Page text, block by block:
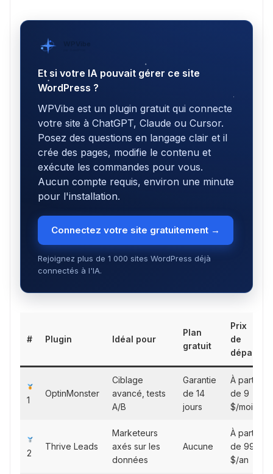
WPVibe
Et si votre IA pouvait gérer ce site
WordPress ?
WPVibe est un plugin gratuit qui connecte
votre site à ChatGPT, Claude ou Cursor.
Posez des questions en langage clair et il
crée des pages, modifie le contenu et
exécute les commandes pour vous.
Aucun compte requis, environ une minute
pour l'installation.
Connectez votre site gratuitement →
Rejoignez plus de 1 000 sites WordPress déjà
connectés à l'IA.
# Plugin Idéal pour
Plan
gratuit
Prix
de
départ
1
OptinMonster
Ciblage
avancé, tests
A/B
Garantie
de 14
jours
À partir
de 9
$/mois
2
Thrive Leads
Marketeurs
axés sur les
données
Aucune
À partir
de 99
$/an